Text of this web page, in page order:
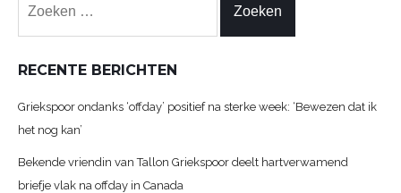
naar:
RECENTE BERICHTEN
Griekspoor ondanks ‘offday’ positief na sterke week: ‘Bewezen dat ik
het nog kan’
Bekende vriendin van Tallon Griekspoor deelt hartverwamend
briefje vlak na offday in Canada